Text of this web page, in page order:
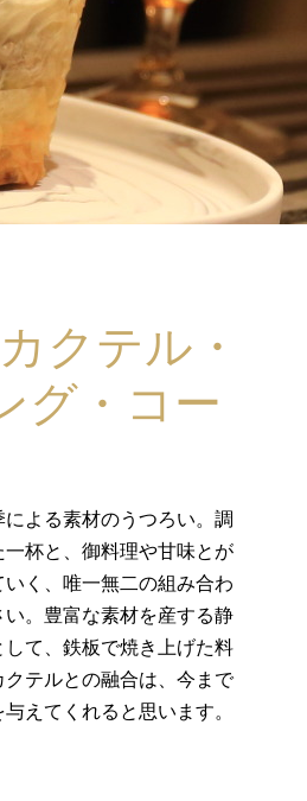
クテル・
グ・コー
よる素材のうつろい。調
杯と、御料理や甘味とが
く、唯一無二の組み合わ
。豊富な素材を産する静
て、鉄板で焼き上げた料
テルとの融合は、今まで
えてくれると思います。